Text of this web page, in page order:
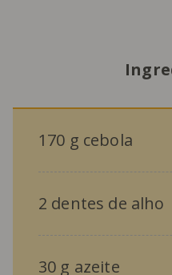
170 g cebola
2 dentes de alho
30 g azeite